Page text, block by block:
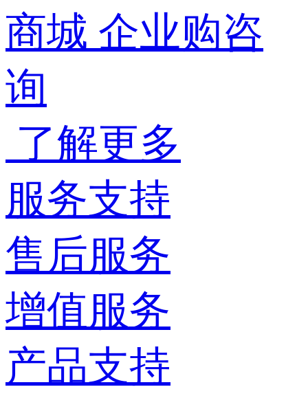
商城 企业购咨
询
了解更多
服务支持
售后服务
增值服务
产品支持